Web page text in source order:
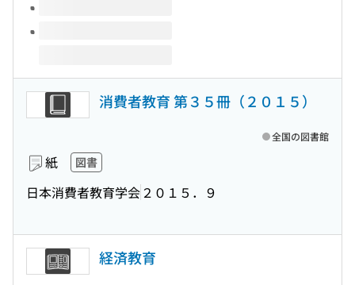
消費者教育 第３５冊（２０１５）
紙 図書
日本消費者教育学会 ２０１５．９
全国の図書館
経済教育